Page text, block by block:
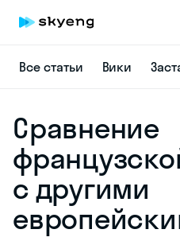
Все статьи Вики
Сравнение
с другими